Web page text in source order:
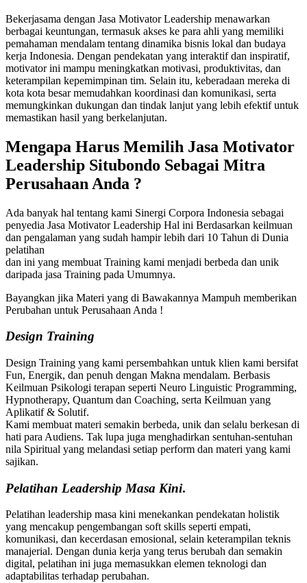
Bekerjasama dengan Jasa Motivator Leadership menawarkan
berbagai keuntungan, termasuk akses ke para ahli yang memiliki
pemahaman mendalam tentang dinamika bisnis lokal dan budaya
kerja Indonesia. Dengan pendekatan yang interaktif dan inspiratif,
motivator ini mampu meningkatkan motivasi, produktivitas, dan
keterampilan kepemimpinan tim. Selain itu, keberadaan mereka di
kota kota besar memudahkan koordinasi dan komunikasi, serta
memungkinkan dukungan dan tindak lanjut yang lebih efektif untuk
memastikan hasil yang berkelanjutan.
Mengapa Harus Memilih Jasa Motivator
Leadership Situbondo Sebagai Mitra
Perusahaan Anda ?
Ada banyak hal tentang kami Sinergi Corpora Indonesia sebagai
penyedia Jasa Motivator Leadership Hal ini Berdasarkan keilmuan
dan pengalaman yang sudah hampir lebih dari 10 Tahun di Dunia
pelatihan
dan ini yang membuat Training kami menjadi berbeda dan unik
daripada jasa Training pada Umumnya.
Bayangkan jika Materi yang di Bawakannya Mampuh memberikan
Perubahan untuk Perusahaan Anda !
Design Training
Design Training yang kami persembahkan untuk klien kami bersifat
Fun, Energik, dan penuh dengan Makna mendalam. Berbasis
Keilmuan Psikologi terapan seperti Neuro Linguistic Programming,
Hypnotherapy, Quantum dan Coaching, serta Keilmuan yang
Aplikatif & Solutif.
Kami membuat materi semakin berbeda, unik dan selalu berkesan di
hati para Audiens. Tak lupa juga menghadirkan sentuhan-sentuhan
nila Spiritual yang melandasi setiap perform dan materi yang kami
sajikan.
Pelatihan Leadership Masa Kini.
Pelatihan leadership masa kini menekankan pendekatan holistik
yang mencakup pengembangan soft skills seperti empati,
komunikasi, dan kecerdasan emosional, selain keterampilan teknis
manajerial. Dengan dunia kerja yang terus berubah dan semakin
digital, pelatihan ini juga memasukkan elemen teknologi dan
adaptabilitas terhadap perubahan.